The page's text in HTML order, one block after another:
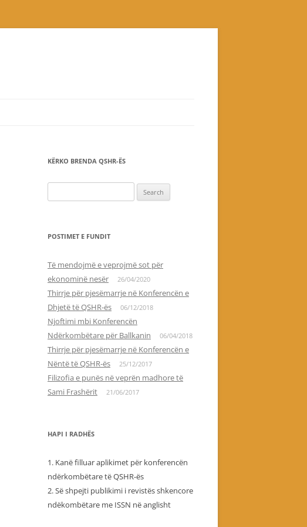
KËRKO BRENDA QSHR-ËS
for:
POSTIMET E FUNDIT
Të mendojmë e veprojmë sot për
ekonominë nesër
26/04/2020
Thirrje për pjesëmarrje në Konferencën e
Dhjetë të QSHR-ës
06/12/2018
Njoftimi mbi Konferencën
Ndërkombëtare për Ballkanin
06/04/2018
Thirrje për pjesëmarrje në Konferencën e
Nëntë të QSHR-ës
25/12/2017
Filizofia e punës në veprën madhore të
Sami Frashërit
21/06/2017
HAPI I RADHËS
1. Kanë filluar aplikimet për konferencën
ndërkombëtare të QSHR-ës
2. Së shpejti publikimi i revistës shkencore
ndëkombëtare me ISSN në anglisht